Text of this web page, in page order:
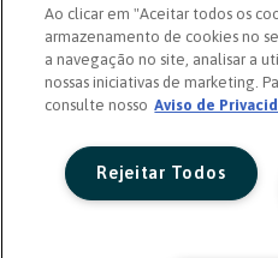
Ouvidoria
0800 725 0996
(de
ouvidoriasicoob.com.br
Deficientes auditivos ou
Ao clicar em "Aceitar todos os
armazenamento de cookies no
a navegação no site, analisar a
nossas iniciativas de marketing.
consulte nosso Aviso de
Rejeitar Todos